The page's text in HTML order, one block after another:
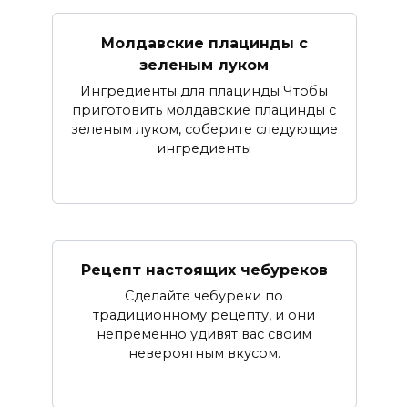
Молдавские плацинды с
зеленым луком
Ингредиенты для плацинды Чтобы
приготовить молдавские плацинды с
зеленым луком, соберите следующие
ингредиенты
Рецепт настоящих чебуреков
Сделайте чебуреки по
традиционному рецепту, и они
непременно удивят вас своим
невероятным вкусом.